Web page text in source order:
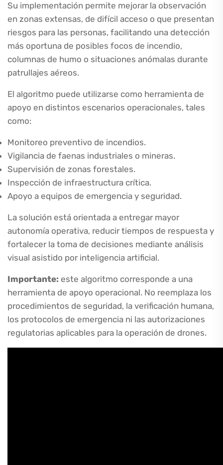
Su implementación permite mejorar la observación
en zonas extensas, de difícil acceso o que presentan
riesgos para las personas, facilitando una detección
más oportuna de posibles focos de incendio,
columnas de humo o situaciones anómalas durante
patrullajes aéreos.
El algoritmo puede utilizarse como herramienta de
apoyo en distintos escenarios operacionales, tales
como:
Monitoreo preventivo de incendios.
Vigilancia de faenas industriales o mineras.
Supervisión de zonas forestales.
Inspección de infraestructura crítica.
Apoyo a equipos de emergencia y seguridad.
La solución está orientada a entregar mayor
autonomía operativa, reducir tiempos de respuesta y
fortalecer la toma de decisiones mediante análisis
visual asistido por inteligencia artificial.
Importante: este algoritmo corresponde a una
herramienta de apoyo operacional. No reemplaza los
procedimientos de seguridad, la verificación humana,
los protocolos de emergencia ni las autorizaciones
regulatorias aplicables para la operación de drones.